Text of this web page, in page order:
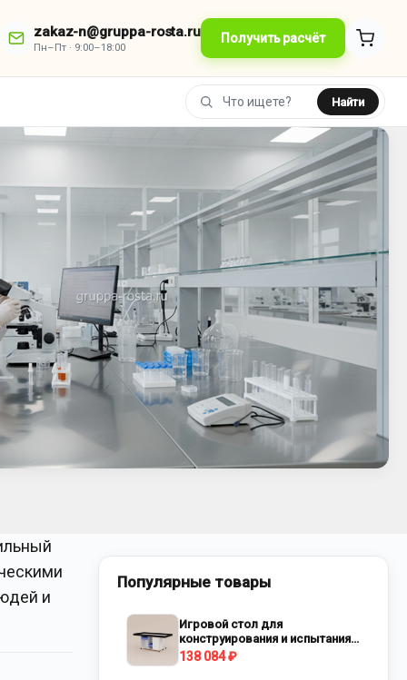
zakaz-n@gruppa-rosta.ru
Пн–Пт · 9:00–18:00
Получить расчёт
Найти
и
Популярные товары
Игровой стол для
конструирования и испытания
роботов
138 084 ₽